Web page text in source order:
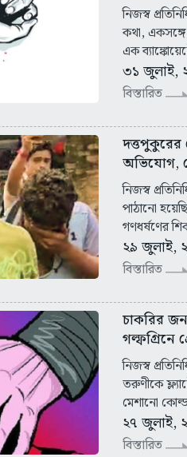
নিজস্ব
কথা,
এক
৩১ জুলাই,
বিস্তারিত
দত্তপুকুরের
অভিযোগ,
নিজস্ব
পাঠানো
গণধর্ষণের
২৯ জুলাই,
বিস্তারিত
চাকরির
গল্ফগ্রিনে
নিজস্ব
তরুণীকে
মেশানো
২৭ জুলাই,
বিস্তারিত